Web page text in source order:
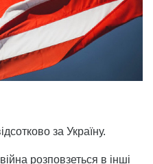
за Україну.
розповзеться в інші